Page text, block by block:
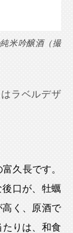
米吟醸酒（撮
ラベルデザ
久長です。
口が、牡蠣
く、原酒で
りは、和食